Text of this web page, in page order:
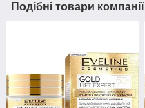
Подібні товари компанії